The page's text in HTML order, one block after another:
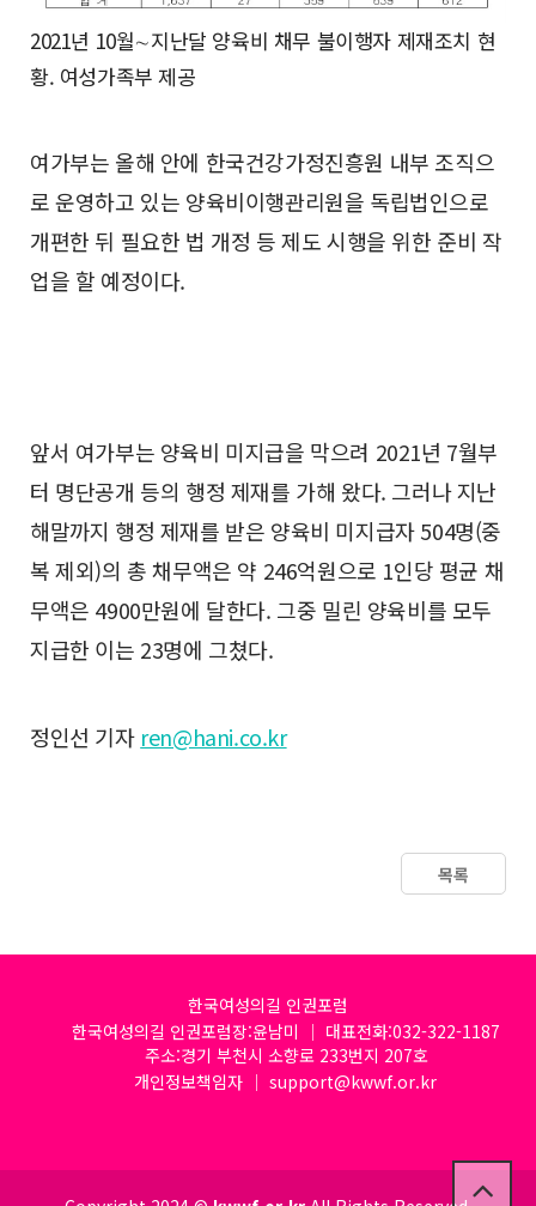
2021년 10월∼지난달 양육비 채무 불이행자 제재조치 현
황. 여성가족부 제공
여가부는 올해 안에 한국건강가정진흥원 내부 조직으
로 운영하고 있는 양육비이행관리원을 독립법인으로
개편한 뒤 필요한 법 개정 등 제도 시행을 위한 준비 작
업을 할 예정이다.
앞서 여가부는 양육비 미지급을 막으려 2021년 7월부
터 명단공개 등의 행정 제재를 가해 왔다. 그러나 지난
해말까지 행정 제재를 받은 양육비 미지급자 504명(중
복 제외)의 총 채무액은 약 246억원으로 1인당 평균 채
무액은 4900만원에 달한다. 그중 밀린 양육비를 모두
지급한 이는 23명에 그쳤다.
정인선 기자 ren@hani.co.kr
목록
한국여성의길 인권포럼
한국여성의길 인권포럼장:윤남미 │ 대표전화:032-322-1187
주소:경기 부천시 소향로 233번지 207호
개인정보책임자 │ support@kwwf.or.kr